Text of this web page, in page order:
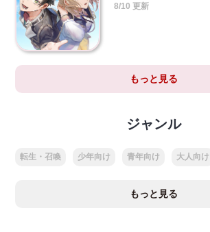
8/10 更新
もっと見る
ジャンル
転生・召喚 少年向け 青年向け 大人向け
もっと見る